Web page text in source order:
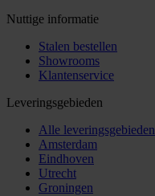
Nuttige informatie
Stalen bestellen
Showrooms
Klantenservice
Leveringsgebieden
Alle leveringsgebieden
Amsterdam
Eindhoven
Utrecht
Groningen